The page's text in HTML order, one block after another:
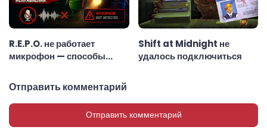
R.E.P.O. не работает
микрофон — способы
Shift at Midnight не
удалось подключиться
Отправить комментарий
Отправить комментарий